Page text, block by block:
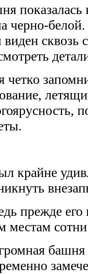
черно-
виден
четко
крайне
прежде
местам сотни